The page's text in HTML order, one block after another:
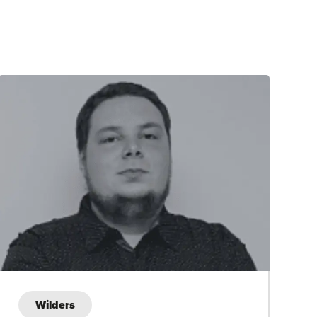
Wilders